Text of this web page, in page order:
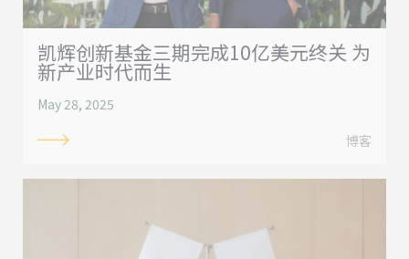
凯辉创新基金三期完成10亿美元终关 为
新产业时代而生
May 28, 2025
博客